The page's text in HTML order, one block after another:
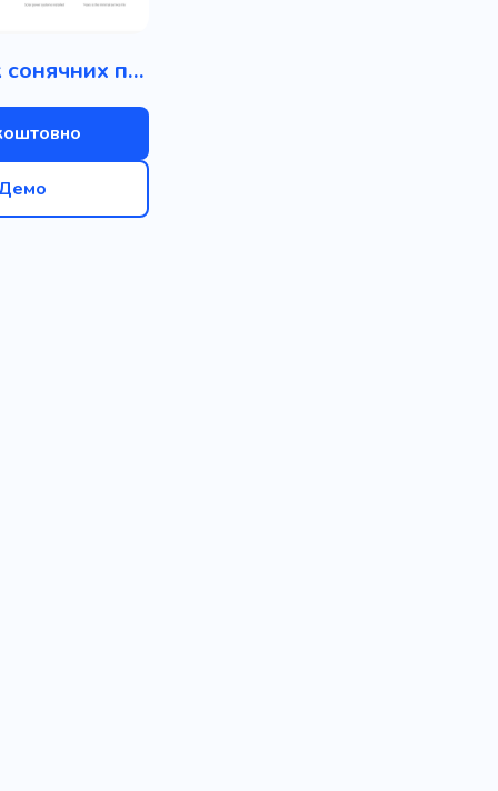
Виробник сонячних панелей